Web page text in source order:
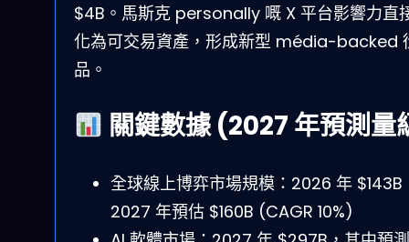
$4B。馬斯克 personally 嘅 X 平台影響力直
化為可交易資產，形成新型 média-backed
品。
關鍵數據 (2027 年預測量
全球線上博弈市場規模：2026 年
2027 年預估 $160B (CAGR 10%)